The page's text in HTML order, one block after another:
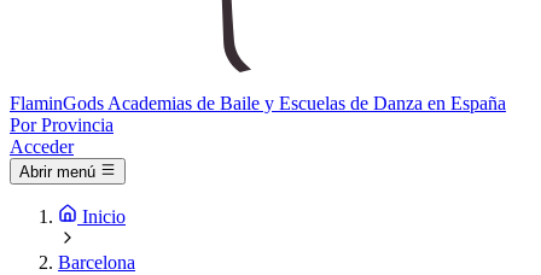
FlaminGods Academias de Baile y Escuelas de Danza en España
Por Provincia
Acceder
Abrir menú
Inicio
Barcelona